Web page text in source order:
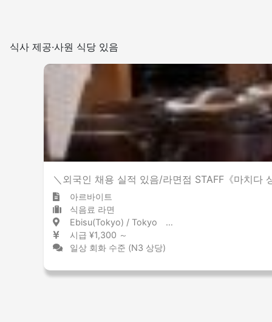
식사 제공·사원 식당 있음
＼외국인 채용 실적 있음/라면점 STAFF《마치다
아르바이트
식음료 라면
Ebisu(Tokyo) / Tokyo 恵比寿 / 東京都
시급 ¥1,300 ～
일상 회화 수준 (N3 상당)